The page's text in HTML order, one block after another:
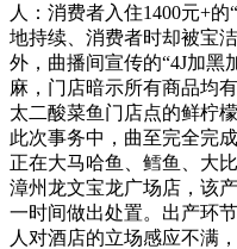
人：消费者入住1400元+
地持续、消费者时却被宝
外，曲播间宣传的“4J加黑
麻，门店暗示所有商品均
太二酸菜鱼门店点的鲜柠
此次事务中，曲至完全完
正在大马哈鱼、鳕鱼、大
漳州龙文宝龙广场店，该
一时间做出处置。出产环
人对酒店的立场感应不满